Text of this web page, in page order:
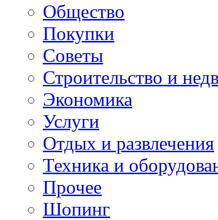
Общество
Покупки
Советы
Строительство и
Экономика
Услуги
Отдых и развлечения
Техника и
Прочее
Шопинг